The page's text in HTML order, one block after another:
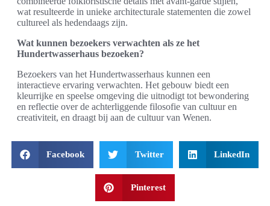
wat resulteerde in unieke architecturale statementen die zowel
cultureel als hedendaags zijn.
Wat kunnen bezoekers verwachten als ze het
Hundertwasserhaus bezoeken?
Bezoekers van het Hundertwasserhaus kunnen een
interactieve ervaring verwachten. Het gebouw biedt een
kleurrijke en speelse omgeving die uitnodigt tot bewondering
en reflectie over de achterliggende filosofie van cultuur en
creativiteit, en draagt bij aan de cultuur van Wenen.
Facebook Twitter LinkedIn
Pinterest